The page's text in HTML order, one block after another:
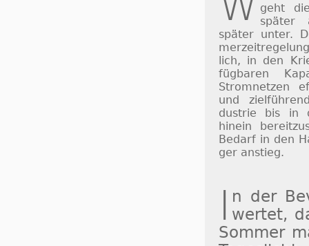
geht
später
später unter.
lich, in den
füg­ba­ren
Strom­net­zen
und
dus­trie bis in
hinein
Be­darf in den
ger an­stieg.
I n der
wertet,
Som­mer